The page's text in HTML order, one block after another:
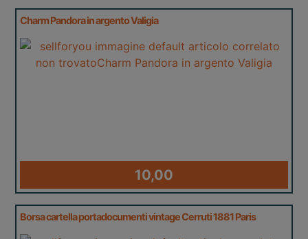
Charm Pandora in argento Valigia
10,00
Borsa cartella portadocumenti vintage Cerruti 1881 Paris